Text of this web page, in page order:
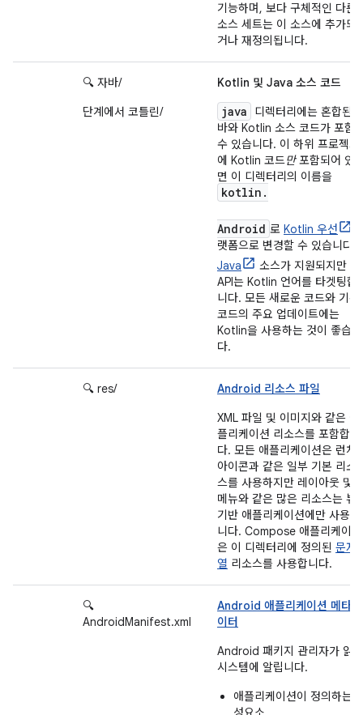
기능하며, 보다 구체적인 다른
소스 세트는 이 소스에 추가되
거나 재정의됩니다.
🔍 자바/
단계에서 코틀린/
Kotlin 및 Java 소스 코드
java
디렉터리에는 혼합된
바와 Kotlin 소스 코드가 포함
수 있습니다. 이 하위 프로젝트
에 Kotlin 코드만포함되어 있
면 이 디렉터리의 이름을
kotlin.
Android 로 Kotlin 우선
랫폼으로 변경할 수 있습니다.
Java
소스가 지원되지만 새
API는 Kotlin 언어를 타겟팅합
니다. 모든 새로운 코드와 기존
코드의 주요 업데이트에는
Kotlin을 사용하는 것이 좋습니
다.
🔍 res/
Android 리소스 파일
XML 파일 및 이미지와 같은 애
플리케이션 리소스를 포함합니
다. 모든 애플리케이션은 런처
아이콘과 같은 일부 기본 리소
스를 사용하지만 레이아웃 및
메뉴와 같은 많은 리소스는 뷰
기반 애플리케이션에만 사용됩
니다. Compose 애플리케이션
은 이 디렉터리에 정의된 문자
열 리소스를 사용합니다.
🔍
AndroidManifest.xml
Android 애플리케이션 메타데
이터
Android 패키지 관리자가 읽고
시스템에 알립니다.
애플리케이션이 정의하는